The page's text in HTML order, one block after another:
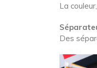
La
Des